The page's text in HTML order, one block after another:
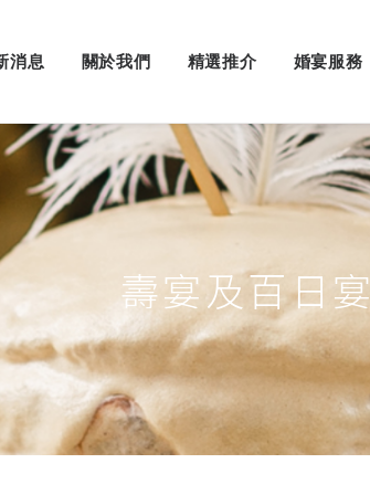
消息 關於我們 精選推介 婚宴服務
壽宴及百日宴